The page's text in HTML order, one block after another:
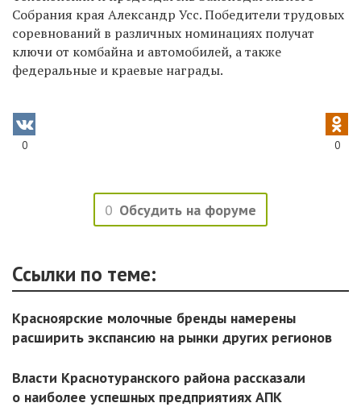
Собрания края Александр Усс. Победители трудовых
соревнований в различных номинациях получат
ключи от комбайна и автомобилей, а также
федеральные и краевые награды.
0 0
0 Обсудить на форуме
Ссылки по теме:
Красноярские молочные бренды намерены
расширить экспансию на рынки других регионов
Власти Краснотуранского района рассказали
о наиболее успешных предприятиях АПК